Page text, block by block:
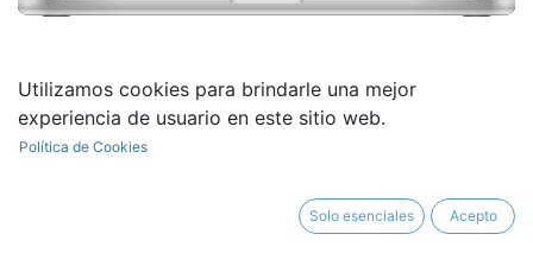
¿Por qué son útiles estas
Utilizamos cookies para brindarle una mejor
experiencia de usuario en este sitio web.
Política de Cookies
Solo esenciales Acepto